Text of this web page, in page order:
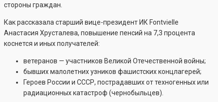
стороны граждан.
Как рассказала старший вице-президент ИК Fontvielle
Анастасия Хрусталева, повышение пенсий на 7,3 процента
коснется и иных получателей:
ветеранов — участников Великой Отечественной войны;
бывших малолетних узников фашистских концлагерей;
Героев России и СССР, пострадавших от техногенных или
радиационных катастроф (чернобыльцев).